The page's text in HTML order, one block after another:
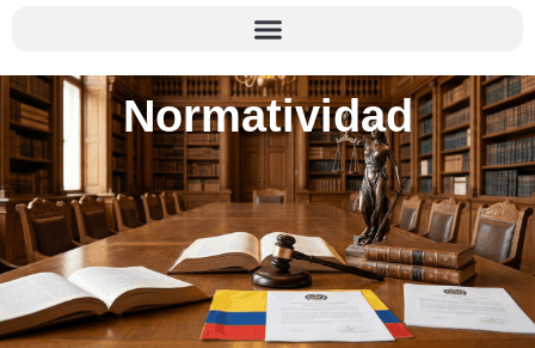
Normatividad